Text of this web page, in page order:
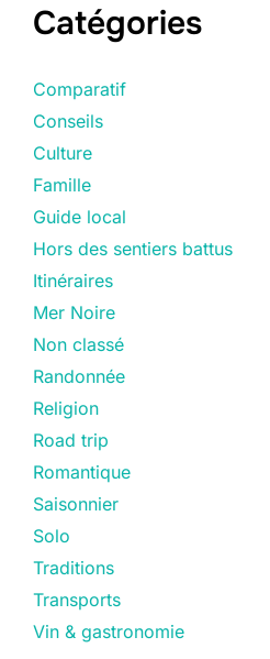
Catégories
Comparatif
Conseils
Culture
Famille
Guide local
Hors des sentiers battus
Itinéraires
Mer Noire
Non classé
Randonnée
Religion
Road trip
Romantique
Saisonnier
Solo
Traditions
Transports
Vin & gastronomie